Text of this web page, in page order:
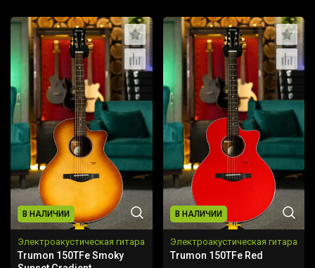
В НАЛИЧИИ
Электроакустическая гитара
Trumon 150TFe Smoky
В НАЛИЧИИ
Электроакустическая гитара
Trumon 150TFe Red